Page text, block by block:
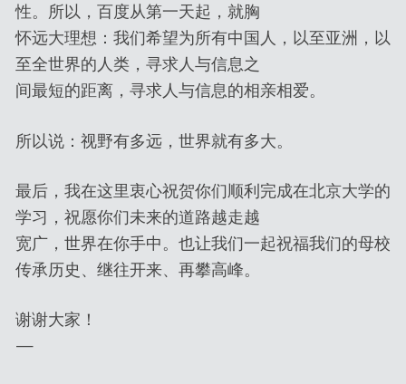
性。所以，百度从第一天起，就胸
怀远大理想：我们希望为所有中国人，以至亚洲，以
至全世界的人类，寻求人与信息之
间最短的距离，寻求人与信息的相亲相爱。
所以说：视野有多远，世界就有多大。
最后，我在这里衷心祝贺你们顺利完成在北京大学的
学习，祝愿你们未来的道路越走越
宽广，世界在你手中。也让我们一起祝福我们的母校
传承历史、继往开来、再攀高峰。
谢谢大家！
—